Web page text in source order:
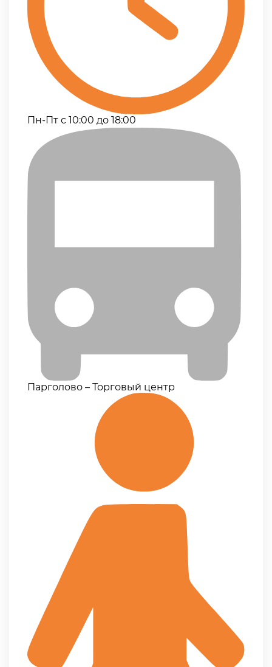
Пн-Пт с 10:00 до 18:00
Парголово – Торговый центр